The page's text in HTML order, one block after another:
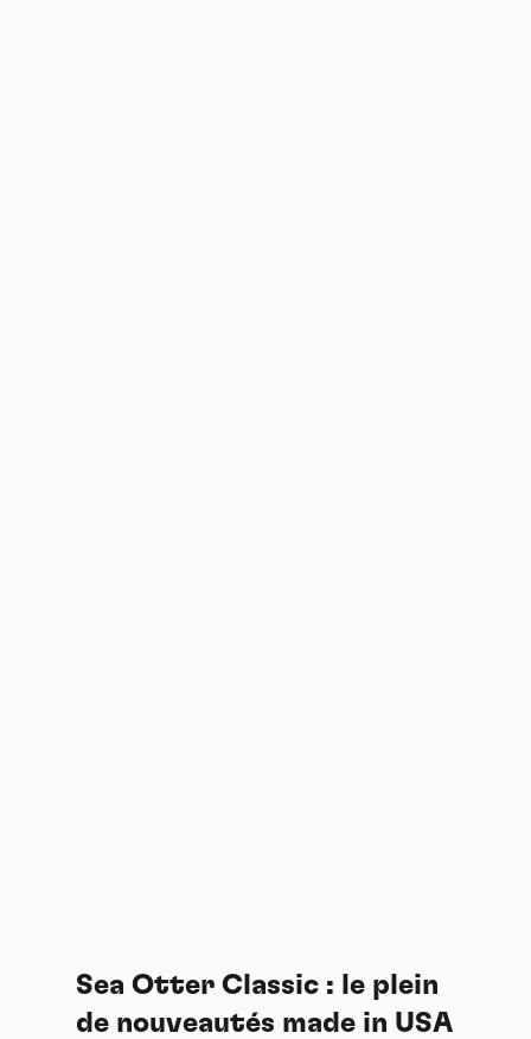
Sea Otter Classic : le plein
de nouveautés made in USA